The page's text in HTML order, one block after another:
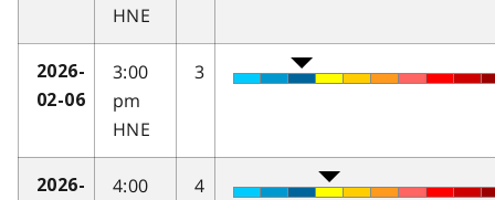
HNE
2026-
02-06
3:00
pm
HNE
3
2026-
4:00
4